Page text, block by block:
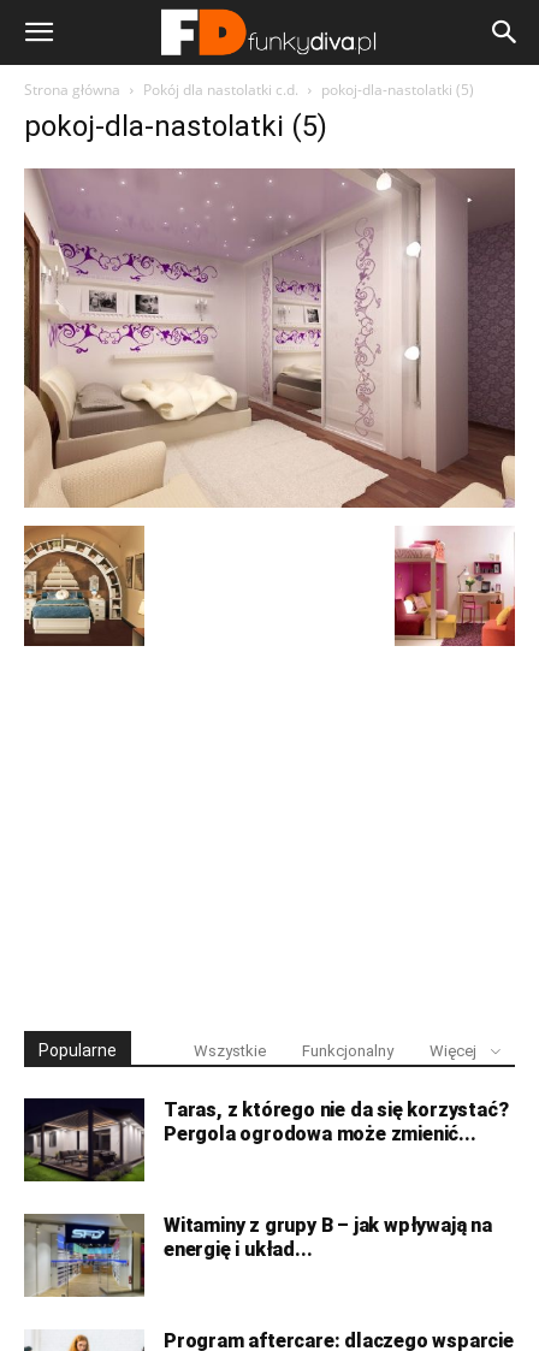
Strona główna Pokój dla nastolatki c.d. pokoj-dla-nastolatki (5)
pokoj-dla-nastolatki (5)
Popularne Wszystkie Funkcjonalny Więcej
Taras, z którego nie da się korzystać?
Pergola ogrodowa może zmienić...
Witaminy z grupy B – jak wpływają na
energię i układ...
Program aftercare: dlaczego wsparcie